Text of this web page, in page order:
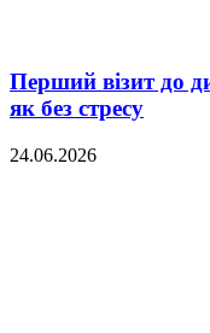
Перший візит до
як без стресу
24.06.2026